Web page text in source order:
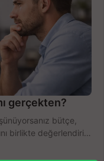
gerçekten?
bütçe,
birlikte değerlendirin,